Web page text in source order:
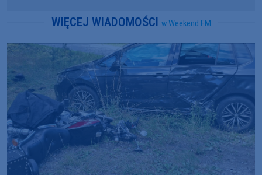
WIĘCEJ WIADOMOŚCI w Weekend FM